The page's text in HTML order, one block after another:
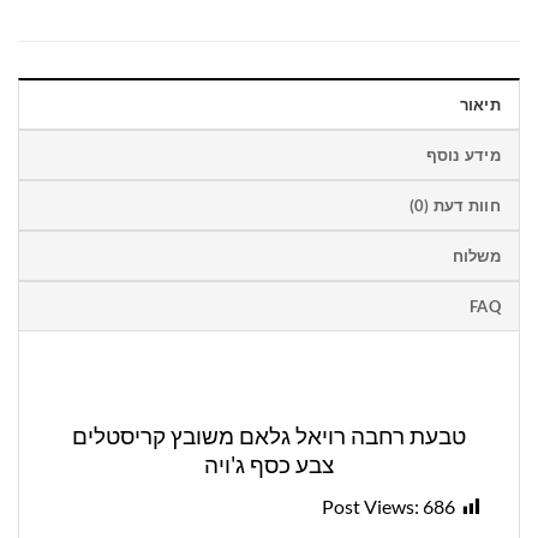
תיאור
מידע נוסף
חוות דעת (0)
משלוח
FAQ
טבעת רחבה רויאל גלאם משובץ קריסטלים
צבע כסף ג'ויה
Post Views: 686